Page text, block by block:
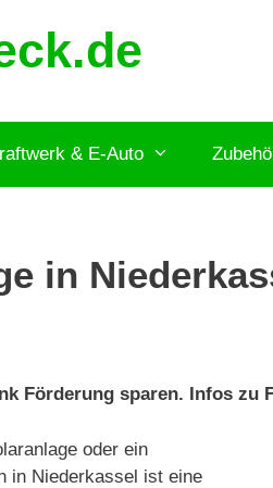
& E-Auto
in
Förderung sparen. Infos
oder ein
in Niederkassel ist eine